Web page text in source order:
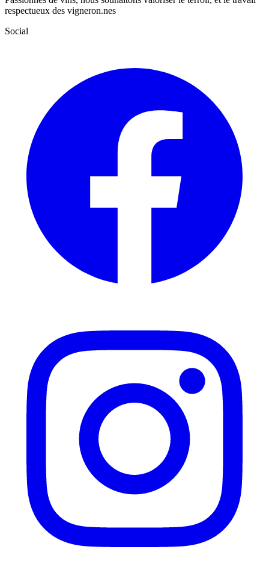
respectueux des vigneron.nes
Social